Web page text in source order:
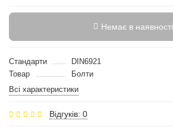
Немає в наявності
Стандарти
DIN6921
Товар
Болти
Всі характеристики
Відгуків: 0